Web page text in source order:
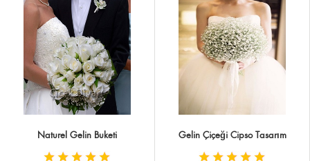
Naturel Gelin Buketi Gelin Çiçeği Cipso Tasarım